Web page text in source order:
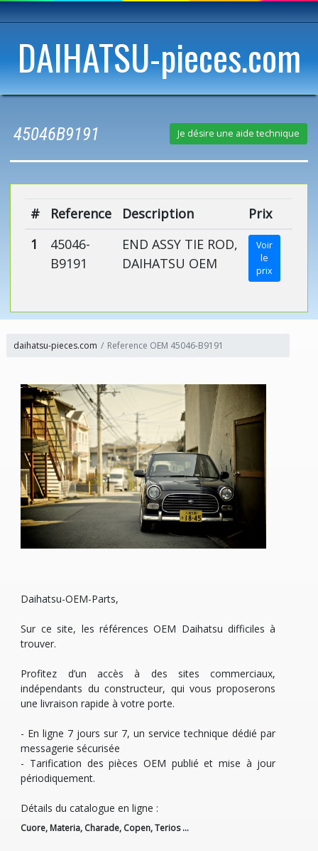
DAIHATSU-pieces.com
45046B9191 Je désire une aide technique
# Reference Description
Prix
1
45046-
B9191
END ASSY TIE ROD,
DAIHATSU OEM
Voir
le
prix
daihatsu-pieces.com Reference OEM 45046-B9191
Daihatsu-OEM-Parts,
Sur ce site, les références OEM Daihatsu difficiles à
trouver.
Profitez d’un accès à des sites commerciaux,
indépendants du constructeur, qui vous proposerons
une livraison rapide à votre porte.
- En ligne 7 jours sur 7, un service technique dédié par
messagerie sécurisée
- Tarification des pièces OEM publié et mise à jour
périodiquement.
Détails du catalogue en ligne :
Cuore, Materia, Charade, Copen, Terios …